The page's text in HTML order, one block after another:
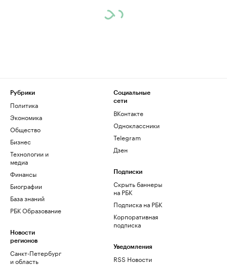
Рубрики
Политика
Экономика
Общество
Бизнес
Технологии и
медиа
Финансы
Биографии
База знаний
РБК Образование
Новости
регионов
Санкт-Петербург
и область
Социальные
сети
ВКонтакте
Одноклассники
Telegram
Дзен
Подписки
Скрыть баннеры
на РБК
Подписка на РБК
Корпоративная
подписка
Уведомления
RSS Новости